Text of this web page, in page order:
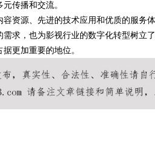
传播和交流。
资源、先进的技术应用和优质的服务
求，也为影视行业的数字化转型树立
更加重要的地位。